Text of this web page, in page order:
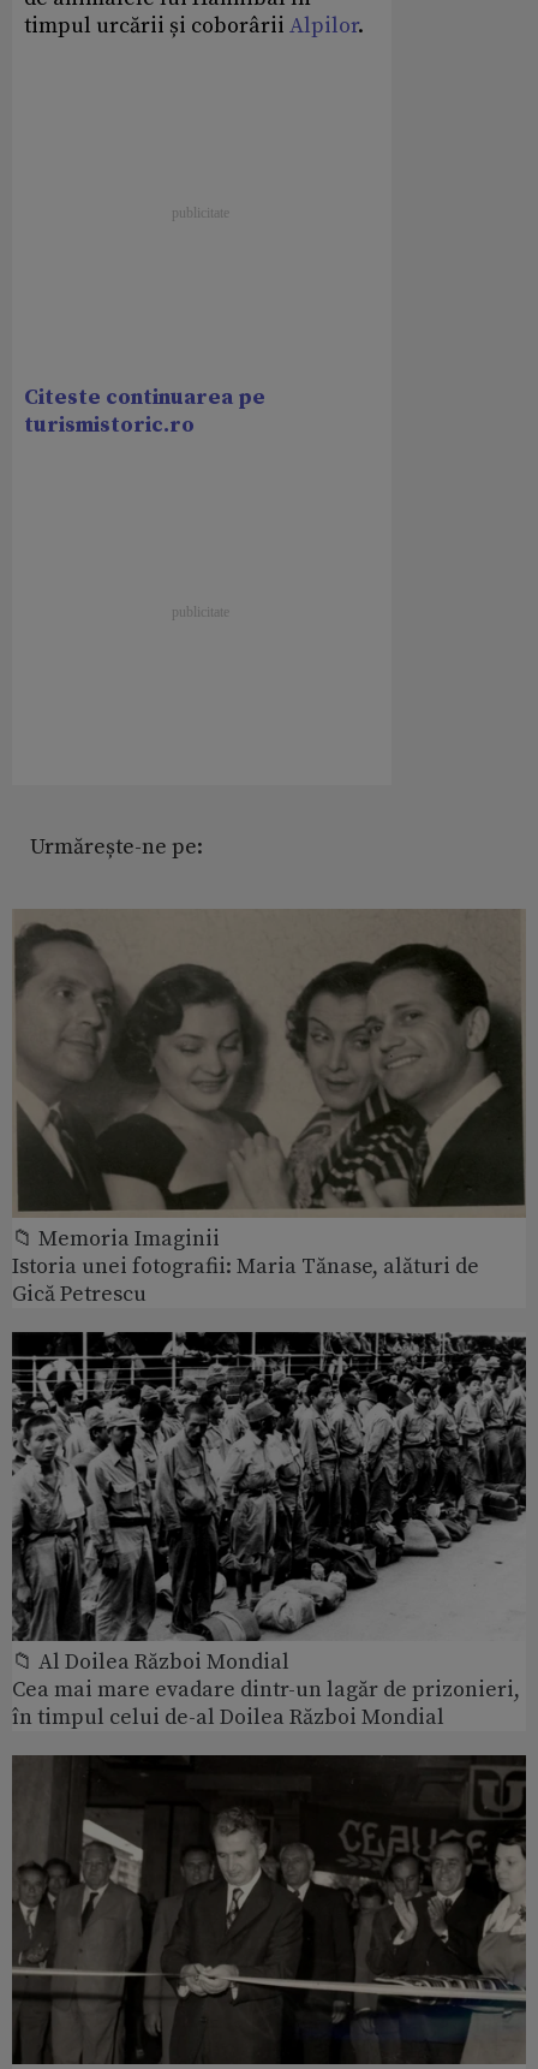
timpul urcării și coborârii Alpilor.
Citeste continuarea pe
turismistoric.ro
Urmărește-ne pe:
📁 Memoria Imaginii
Istoria unei fotografii: Maria Tănase, alături de
Gică Petrescu
📁 Al Doilea Război Mondial
Cea mai mare evadare dintr-un lagăr de prizonieri,
în timpul celui de-al Doilea Război Mondial